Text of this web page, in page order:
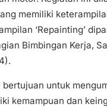
memiliki
‘Repainting’
Bimbingan Kerja,
bertujuan untuk
kemampuan dan